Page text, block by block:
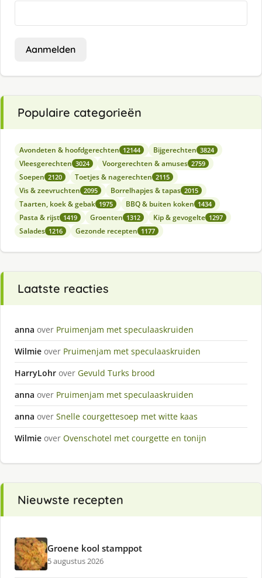
Aanmelden
Populaire categorieën
Avondeten & hoofdgerechten 12144 Bijgerechten 3824
Vleesgerechten 3024 Voorgerechten & amuses 2759
Soepen 2120 Toetjes & nagerechten 2115
Vis & zeevruchten 2095 Borrelhapjes & tapas 2015
Taarten, koek & gebak 1975 BBQ & buiten koken 1434
Pasta & rijst 1419 Groenten 1312 Kip & gevogelte 1297
Salades 1216 Gezonde recepten 1177
Laatste reacties
anna over Pruimenjam met speculaaskruiden
Wilmie over Pruimenjam met speculaaskruiden
HarryLohr over Gevuld Turks brood
anna over Pruimenjam met speculaaskruiden
anna over Snelle courgettesoep met witte kaas
Wilmie over Ovenschotel met courgette en tonijn
Nieuwste recepten
Groene kool stamppot
5 augustus 2026